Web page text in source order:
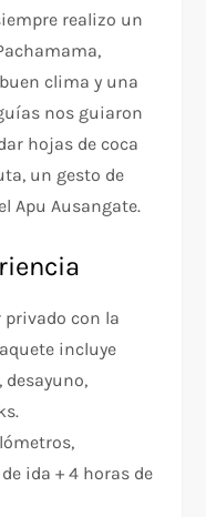
realizo un
clima y una
nos guiaron
hojas de coca
un gesto de
Apu Ausangate.
con la
incluye
ida + 4 horas de